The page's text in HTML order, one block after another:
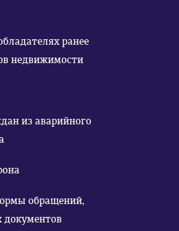
ранее
недвижимости
из аварийного
обращений,
документов